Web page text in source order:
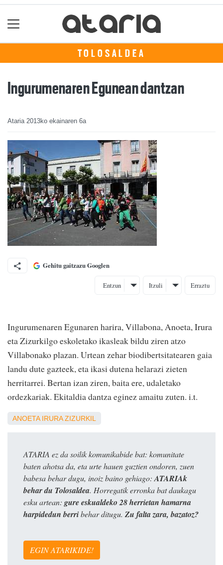
TOLOSALDEA
Ingurumenaren Egunean dantzan
Ataria 2013ko ekainaren 6a
Gehitu gaitzazu Googlen
Entzun Itzuli Erraztu
Ingurumenaren Egunaren harira, Villabona, Anoeta, Irura
eta Zizurkilgo eskoletako ikasleak bildu ziren atzo
Villabonako plazan. Urtean zehar biodibertsitatearen gaia
landu dute gazteek, eta ikasi dutena helarazi zieten
herritarrei. Bertan izan ziren, baita ere, udaletako
ordezkariak. Ekitaldia dantza eginez amaitu zuten. i.t.
ANOETA IRURA ZIZURKIL
ATARIA ez da soilik komunikabide bat: komunitate
baten ahotsa da, eta urte hauen guztien ondoren, zuen
babesa behar dugu, inoiz baino gehiago: ATARIAk
behar du Tolosaldea. Horregatik erronka bat daukagu
esku artean: gure eskualdeko 28 herrietan hamarna
harpidedun berribehar ditugu. Zu falta zara, bazatoz?
EGIN ATARIKIDE!